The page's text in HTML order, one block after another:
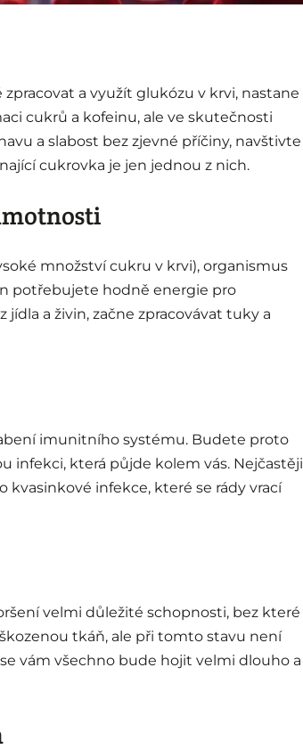
a využít glukózu v krvi, nastane
cukrů a kofeinu, ale ve skutečnosti
a slabost bez zjevné příčiny, navštivte
cukrovka je jen jednou z nich.
množství cukru v krvi), organismus
potřebujete hodně energie pro
a živin, začne zpracovávat tuky a
imunitního systému. Budete proto
infekci, která půjde kolem vás. Nejčastěji
infekce, které se rády vrací
velmi důležité schopnosti, bez které
tkáň, ale při tomto stavu není
vám všechno bude hojit velmi dlouho a